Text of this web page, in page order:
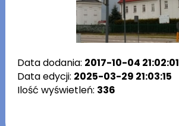
Data dodania: 2017-10-04 21:02:01
Data edycji: 2025-03-29 21:03:15
Ilość wyświetleń: 336